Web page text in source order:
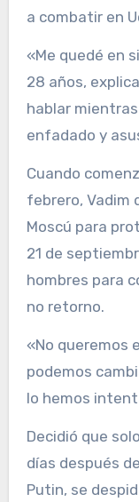
a combatir en
«Me quedé en
28 años,
hablar
enfadado y
Cuando
febrero, Vadim
Moscú para
21 de
hombres para
no retorno.
«No queremos
podemos
lo hemos
Decidió que
días después
Putin, se